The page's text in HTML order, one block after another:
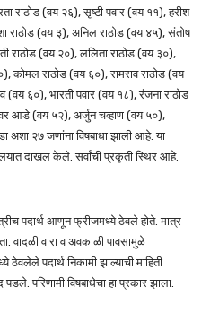
राठोड (वय २६), सृष्टी पवार (वय ११), हरीश
राठोड (वय ३), अनिल राठोड (वय ४५), संतोष
राठोड (वय २०), ललिता राठोड (वय ३०),
कोमल राठोड (वय ६०), रामराव राठोड (वय
(वय ६०), भारती पवार (वय १८), रंजना राठोड
आडे (वय ५२), अर्जुन चव्हाण (वय ५०),
अशा २७ जणांना विषबाधा झाली आहे. या
दाखल केले. सर्वांची प्रकृती स्थिर आहे.
पदार्थ आणून फ्रीजमध्ये ठेवले होते. मात्र
वादळी वारा व अवकाळी पावसामुळे
ठेवलेले पदार्थ निकामी झाल्याची माहिती
परिणामी विषबाधेचा हा प्रकार झाला.